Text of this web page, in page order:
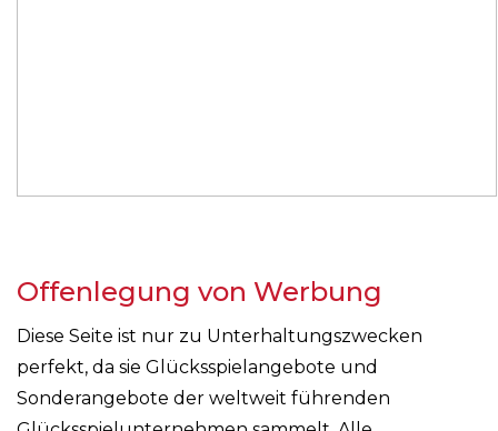
Offenlegung von Werbung
Diese Seite ist nur zu Unterhaltungszwecken
perfekt, da sie Glücksspielangebote und
Sonderangebote der weltweit führenden